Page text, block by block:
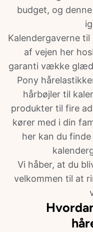
budget, og
Kalendergaverne
af vejen her
garanti vække
Pony
hårbøjler til
produkter til fire
kører med i din
her kan du
Vi håber, at du
velkommen til at